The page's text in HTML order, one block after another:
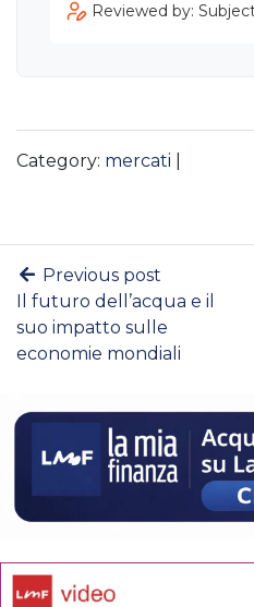
Reviewed by:
Category: mercati
Previous post
Il futuro dell’acqua e il
suo impatto sulle
economie mondiali